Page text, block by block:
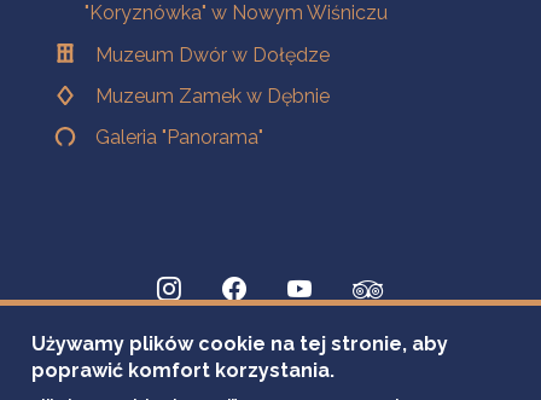
"Koryznówka" w Nowym Wiśniczu
Muzeum Dwór w Dołędze
Muzeum Zamek w Dębnie
Galeria "Panorama"
Używamy plików cookie na tej stronie, aby
poprawić komfort korzystania.